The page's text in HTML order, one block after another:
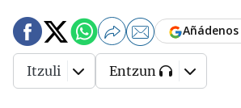
Itzuli Entzun